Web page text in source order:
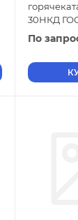
30НКД
По